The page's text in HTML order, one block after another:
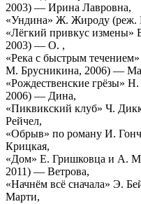
2003) — Ирина Лавровна,
«Ундина» Ж. Жироду
«Лёгкий привкус измены»
2003) — О. ,
«Река с быстрым
М. Брусникина, 2006) —
«Рождественские грёзы»
2006) — Дина,
«Пиквикский клуб» Ч.
Рейчел,
«Обрыв» по роману И.
Крицкая,
«Дом» Е. Гришковца и А.
2011) — Ветрова,
«Начнём всё сначала» Э.
Марти,